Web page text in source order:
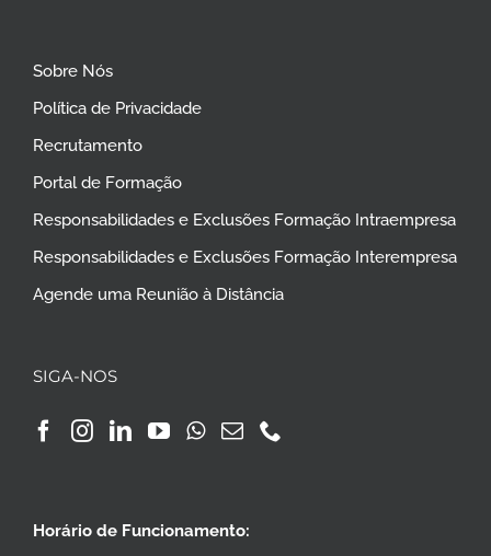
Sobre Nós
Política de Privacidade
Recrutamento
Portal de Formação
Responsabilidades e Exclusões Formação Intraempresa
Responsabilidades e Exclusões Formação Interempresa
Agende uma Reunião à Distância
SIGA-NOS
Horário de Funcionamento: